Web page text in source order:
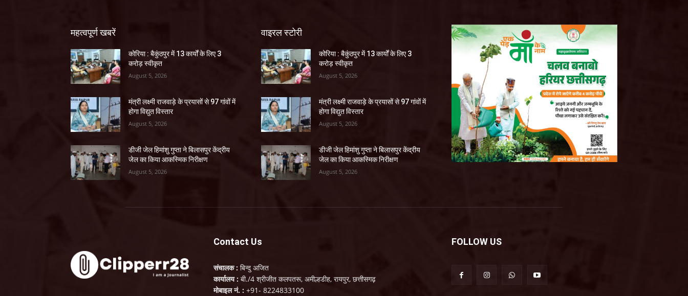
महत्वपूर्ण खबरें
कोरिया : बैकुंठपुर में 13 कार्यों के लिए 3
करोड़ स्वीकृत
August 5, 2026
मंत्री लक्ष्मी राजवाड़े के प्रयासों से 97 गांवों में
होगा विद्युत विस्तार
August 5, 2026
डीजी जेल हिमांशु गुप्ता ने बिलासपुर केंद्रीय
जेल का किया आकस्मिक निरीक्षण
August 5, 2026
वाइरल स्टोरी
कोरिया : बैकुंठपुर में 13 कार्यों के लिए 3
करोड़ स्वीकृत
August 5, 2026
मंत्री लक्ष्मी राजवाड़े के प्रयासों से 97 गांवों में
होगा विद्युत विस्तार
August 5, 2026
डीजी जेल हिमांशु गुप्ता ने बिलासपुर केंद्रीय
जेल का किया आकस्मिक निरीक्षण
August 5, 2026
Contact Us
संचालक : बिन्दु अजित
कार्यालय : बी./4 श्रीजीत कलपतरू, अमील्हडीह, रायपुर, छत्तीसगढ़
मोबाइल नं. : +91- 8224833100
FOLLOW US